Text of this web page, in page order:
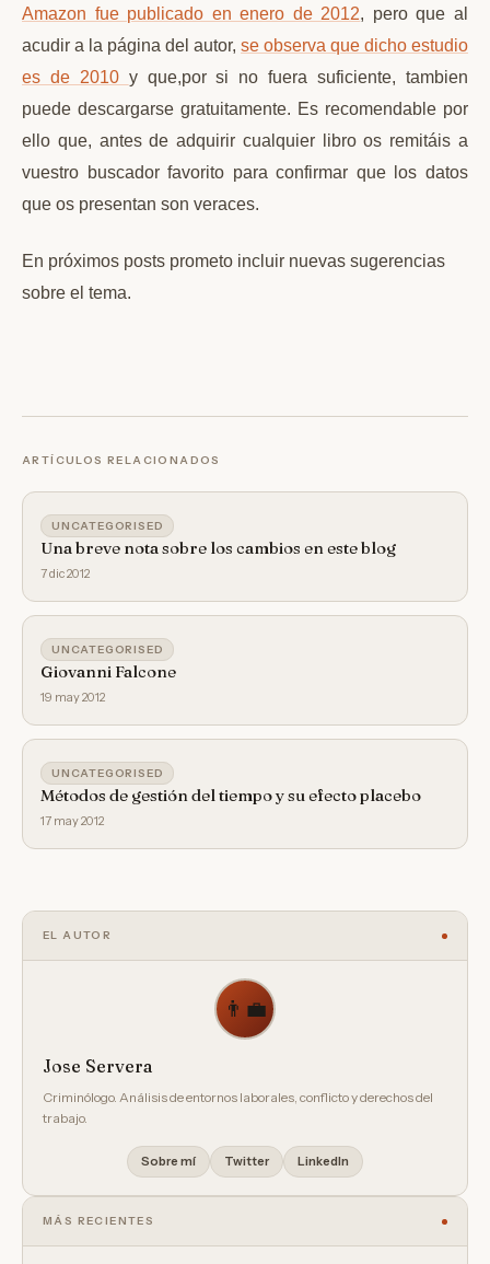
Amazon fue publicado en enero de 2012, pero que al
acudir a la página del autor, se observa que dicho estudio
es de 2010 y que,por si no fuera suficiente, tambien
puede descargarse gratuitamente. Es recomendable por
ello que, antes de adquirir cualquier libro os remitáis a
vuestro buscador favorito para confirmar que los datos
que os presentan son veraces.
En próximos posts prometo incluir nuevas sugerencias
sobre el tema.
ARTÍCULOS RELACIONADOS
UNCATEGORISED
Una breve nota sobre los cambios en este blog
7 dic 2012
UNCATEGORISED
Giovanni Falcone
19 may 2012
UNCATEGORISED
Métodos de gestión del tiempo y su efecto placebo
17 may 2012
EL AUTOR
👨‍💼
Jose Servera
Criminólogo. Análisis de entornos laborales, conflicto y derechos del
trabajo.
Sobre mí Twitter LinkedIn
MÁS RECIENTES